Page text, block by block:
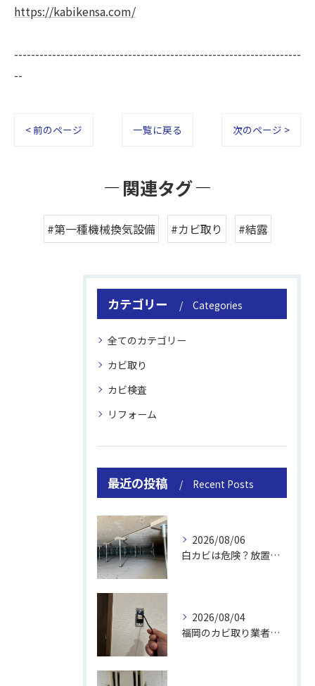
https://kabikensa.com/
--------------------------------------------------------------------
--
< 前のページ 一覧に戻る 次のページ >
関連タグ
#第一種機械換気設備 #カビ取り #結露
カテゴリー Categories
全てのカテゴリー
カビ取り
カビ検査
リフォーム
最近の投稿 Recent Posts
2026/08/06
白カビは危険？放置のリスクと取り方
2026/08/04
福岡のカビ取り業者おすすめの選び方と費用